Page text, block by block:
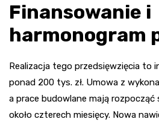
Finansowanie i
harmonogram
Realizacja tego przedsięwzięcia to
ponad 200 tys. zł. Umowa z
a prace budowlane mają
około czterech miesięcy. Nowa